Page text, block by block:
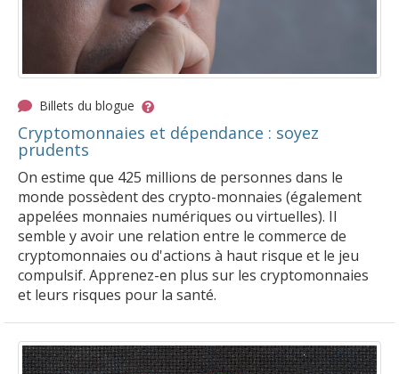
Billets du blogue
Cryptomonnaies et dépendance : soyez
prudents
On estime que 425 millions de personnes dans le
monde possèdent des crypto-monnaies (également
appelées monnaies numériques ou virtuelles). Il
semble y avoir une relation entre le commerce de
cryptomonnaies ou d'actions à haut risque et le jeu
compulsif. Apprenez-en plus sur les cryptomonnaies
et leurs risques pour la santé.